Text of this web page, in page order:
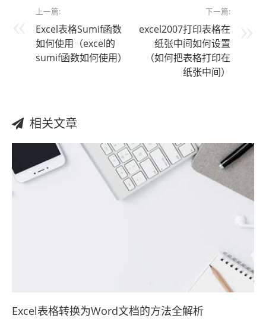
上一篇:
Excel表格Sumif函数
如何使用（excel的
sumif函数如何使用）
下一篇:
excel2007打印表格在
纸张中间如何设置
（如何把表格打印在
纸张中间）
相关文章
Excel表格转换为Word文档的方法全解析